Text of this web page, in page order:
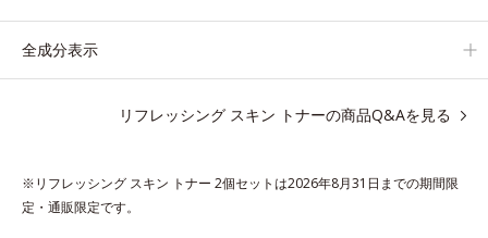
洗顔後の肌に使うと後肌がやわらかくなり、くすみ知らずのまっ
さわやかさ広がるシトラスハーバルの香り。
*2 クエン酸配合＝角層柔軟成分
全成分表示
リフレッシング スキン トナーの商品Q&Aを見る
※リフレッシング スキン トナー 2個セットは2026年8月31日までの期間限
定・通販限定です。